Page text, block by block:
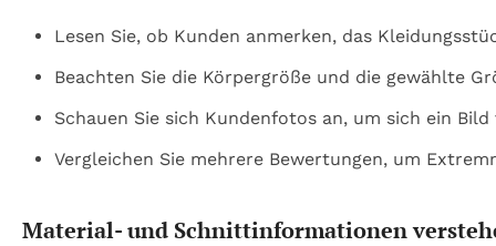
Lesen Sie, ob Kunden anmerken, das
Beachten Sie die Körpergröße und die gewählte
Schauen Sie sich Kundenfotos an, um sich ein
Vergleichen Sie mehrere Bewertungen, um
Material- und Schnittinformationen